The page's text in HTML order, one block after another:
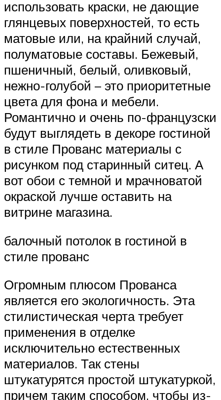
использовать краски, не дающие
глянцевых поверхностей, то есть
матовые или, на крайний случай,
полуматовые составы. Бежевый,
пшеничный, белый, оливковый,
нежно-голубой – это приоритетные
цвета для фона и мебели.
Романтично и очень по-французски
будут выглядеть в декоре гостиной
в стиле Прованс материалы с
рисунком под старинный ситец. А
вот обои с темной и мрачноватой
окраской лучше оставить на
витрине магазина.
балочный потолок в гостиной в
стиле прованс
Огромным плюсом Прованса
является его экологичность. Эта
стилистическая черта требует
применения в отделке
исключительно естественных
материалов. Так стены
штукатурятся простой штукатуркой,
причем таким способом, чтобы из-